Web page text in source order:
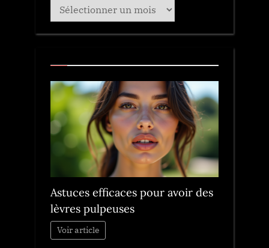
Archives
Astuces efficaces pour avoir des
lèvres pulpeuses
Voir article